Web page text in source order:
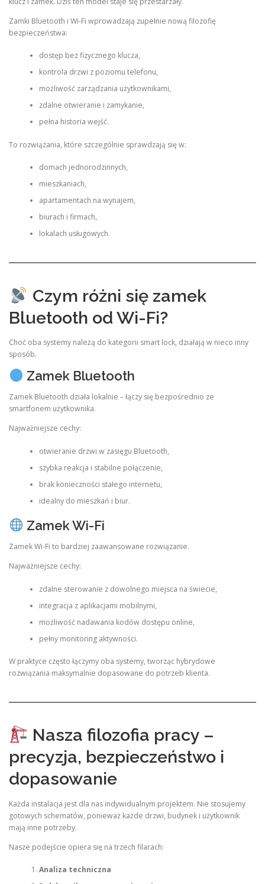
Zamki Bluetooth i Wi-Fi wprowadzają zupełnie nową filozofię
bezpieczeństwa:
dostęp bez fizycznego klucza,
kontrola drzwi z poziomu telefonu,
możliwość zarządzania użytkownikami,
zdalne otwieranie i zamykanie,
pełna historia wejść.
To rozwiązania, które szczególnie sprawdzają się w:
domach jednorodzinnych,
mieszkaniach,
apartamentach na wynajem,
biurach i firmach,
lokalach usługowych.
Czym różni się zamek
Bluetooth od Wi-Fi?
Choć oba systemy należą do kategorii smart lock, działają w nieco inny
sposób.
Zamek Bluetooth
Zamek Bluetooth działa lokalnie – łączy się bezpośrednio ze
smartfonem użytkownika.
Najważniejsze cechy:
otwieranie drzwi w zasięgu Bluetooth,
szybka reakcja i stabilne połączenie,
brak konieczności stałego internetu,
idealny do mieszkań i biur.
Zamek Wi-Fi
Zamek Wi-Fi to bardziej zaawansowane rozwiązanie.
Najważniejsze cechy:
zdalne sterowanie z dowolnego miejsca na świecie,
integracja z aplikacjami mobilnymi,
możliwość nadawania kodów dostępu online,
pełny monitoring aktywności.
W praktyce często łączymy oba systemy, tworząc hybrydowe
rozwiązania maksymalnie dopasowane do potrzeb klienta.
Nasza filozofia pracy –
precyzja, bezpieczeństwo i
dopasowanie
Każda instalacja jest dla nas indywidualnym projektem. Nie stosujemy
gotowych schematów, ponieważ każde drzwi, budynek i użytkownik
mają inne potrzeby.
Nasze podejście opiera się na trzech filarach:
Analiza techniczna